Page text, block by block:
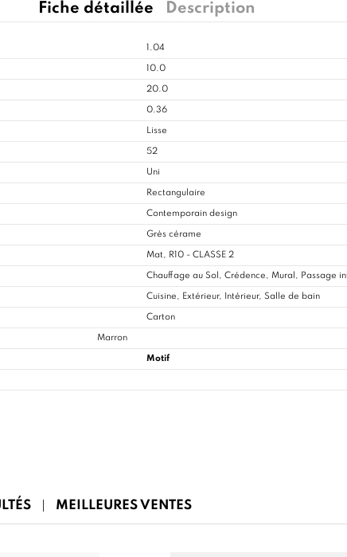
Fiche détaillée Description
1.04
10.0
20.0
0.36
Lisse
52
Uni
Rectangulaire
Contemporain design
Grès cérame
Mat, R10 - CLASSE 2
Chauffage au Sol, Crédence, Mural, Passage
Cuisine, Extérieur, Intérieur, Salle de bain
Carton
Marron
Motif
MEILLEURES VENTES